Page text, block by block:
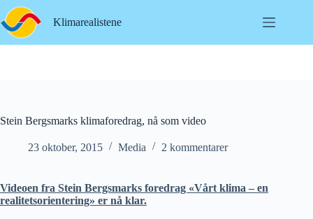
Hopp
til
innholdet
Klimarealistene
Stein Bergsmarks klimaforedrag, nå som video
23 oktober, 2015 Media 2 kommentarer
Videoen fra Stein Bergsmarks foredrag «Vårt klima – en
realitetsorientering» er nå klar.